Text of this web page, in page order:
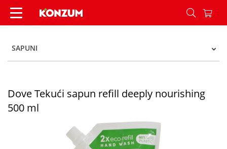
Dove Tekući sapun refill deeply nourishing 500
SAPUNI
Dove Tekući sapun refill deeply nourishing
500 ml